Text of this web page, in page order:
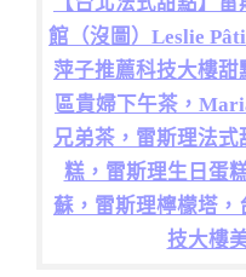
館（沒圖）Leslie
萍子推薦科技大樓甜
區貴婦下午茶，
兄弟茶，雷斯理法式
糕，雷斯理生日蛋
蘇，雷斯理檸檬塔，
技大樓